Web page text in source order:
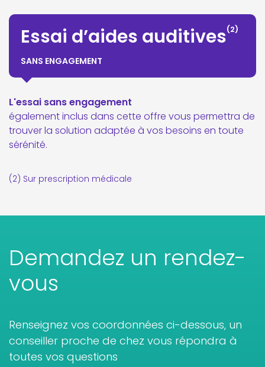
Essai d’aides auditives(2)
SANS ENGAGEMENT
L'essai sans engagement
également inclus dans cette offre vous permettra de
trouver la solution adaptée à vos besoins en toute
sérénité.
(2) Sur prescription médicale
Demandez un rendez-
vous
Renseignez vos coordonnées ci-dessous, un
conseiller proche de chez vous répondra à
toutes vos questions